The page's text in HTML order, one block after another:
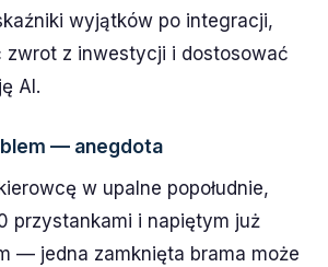
wyjątków po integracji,
zwrot z inwestycji i dostosować
AI.
— anegdota
w upalne popołudnie,
przystankami i napiętym już
— jedna zamknięta brama może